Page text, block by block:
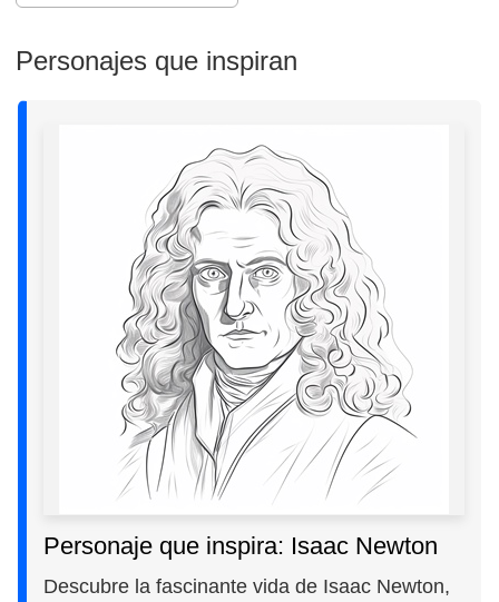
Personajes que inspiran
Personaje que inspira: Isaac Newton
Descubre la fascinante vida de Isaac Newton,